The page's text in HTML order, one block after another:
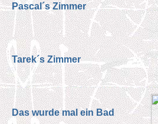
Pascal´s Zimmer
Tarek´s Zimmer
Das wurde mal ein Bad